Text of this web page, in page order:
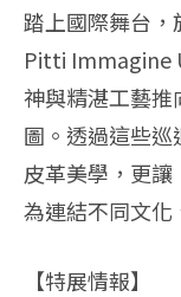
踏上國際舞台
Pitti Immagine
神與精湛工藝
圖。透過這些
皮革美學，更
為連結不同文化
【特展情報】